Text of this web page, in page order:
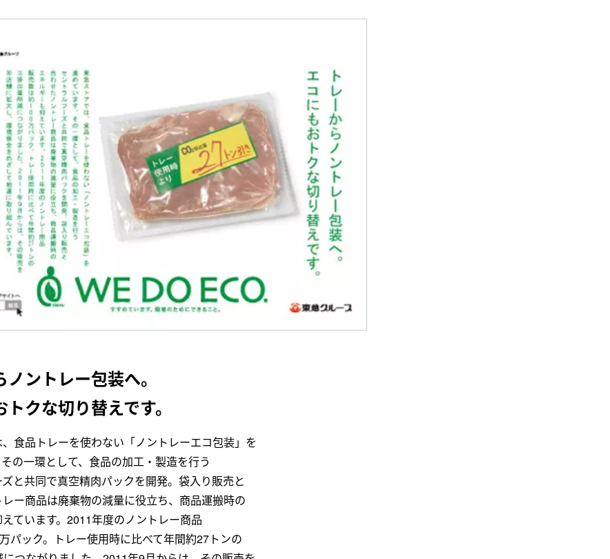
ノントレー包装へ。
クな切り替えです。
食品トレーを使わない「ノントレーエコ包装」を
の一環として、食品の加工・製造を行う
と共同で真空精肉パックを開発。袋入り販売と
ー商品は廃棄物の減量に役立ち、商品運搬時の
ています。2011年度のノントレー商品
パック。トレー使用時に比べて年間約27トンの